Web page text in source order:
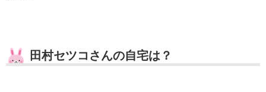
田村セツコさんの自宅は？